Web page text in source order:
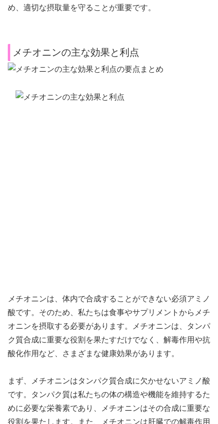
め、適切な摂取量を守ることが重要です。
メチオニンの主な効果と利点
メチオニンは、体内で合成することができない必須アミノ
酸です。そのため、私たちは食事やサプリメントからメチ
オニンを摂取する必要があります。メチオニンは、タンパ
ク質合成に重要な役割を果たすだけでなく、解毒作用や抗
酸化作用など、さまざまな健康効果があります。
まず、メチオニンはタンパク質合成に欠かせないアミノ酸
です。タンパク質は私たちの体の構造や機能を維持するた
めに必要な栄養素であり、メチオニンはその合成に重要な
役割を果たします。また、メチオニンは肝臓での解毒作用